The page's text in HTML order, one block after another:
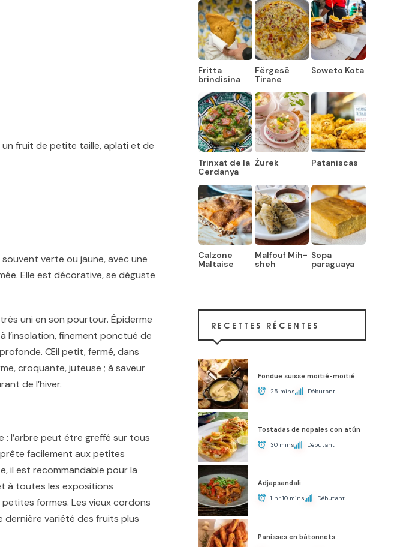
fruit de petite taille, aplati et de
verte ou jaune, avec une
Elle est décorative, se déguste
uni en son pourtour. Épiderme
l’insolation, finement ponctué de
profonde. Œil petit, fermé, dans
croquante, juteuse ; à saveur
de l’hiver.
: l’arbre peut être greffé sur tous
facilement aux petites
il est recommandable pour la
à toutes les expositions
formes. Les vieux cordons
variété des fruits plus
Fritta
brindisina
Fërgesë
Tirane
Soweto Kota
Trinxat de la
Cerdanya
Żurek Pataniscas
Calzone
Maltaise
Malfouf Mih-
sheh
Sopa
paraguaya
RECETTES RÉCENTES
Fondue suisse moitié-moitié
25 mins Débutant
Tostadas de nopales con atún
30 mins Débutant
Adjapsandali
1 hr 10 mins Débutant
Panisses en bâtonnets